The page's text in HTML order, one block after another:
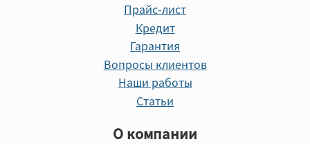
Прайс-лист
Кредит
Гарантия
Вопросы клиентов
Наши работы
Статьи
О компании